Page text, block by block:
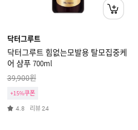
닥터그루트
닥터그루트 힘없는모발용 탈모집중케
어 샴푸 700ml
39,900원
+15%쿠폰
4.8 리뷰24